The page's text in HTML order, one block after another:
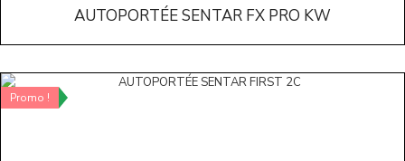
AUTOPORTÉE SENTAR FX PRO KW
Promo !